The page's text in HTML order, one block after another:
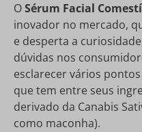
OSérum Facial
inovador no mercado,
e desperta a
dúvidas nos
esclarecer vários
que tem entre seus
derivado da Canabis
como maconha).